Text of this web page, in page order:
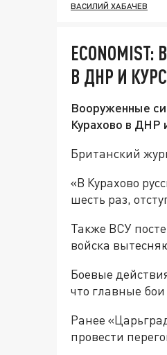
ВАСИЛИЙ ХАБАЧЕВ
В ДНР И
Вооруженные
Курахово в ДНР
Британский
«В Курахово
шесть раз,
Также ВСУ
войска
Боевые
что главные
Ранее
провести